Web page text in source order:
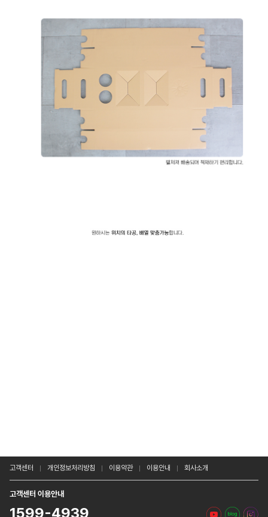
고객센터 개인정보처리방침 이용약관 이용안내 회사소개
고객센터 이용안내
1599-4939